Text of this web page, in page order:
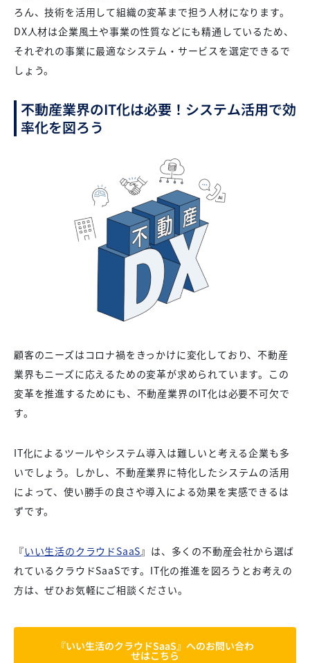
ろん、技術を活用して組織の変革まで担う人材になります。
DX人材は企業風土や事業の性質などにも精通しているため、
それぞれの事業に最適なシステム・サービスを選定できるで
しょう。
不動産業界のIT化は必要！システム活用で効
率化を図ろう
顧客のニーズはコロナ禍をきっかけに変化しており、不動産
業界もニーズに応えるための変革が求められています。この
変革を推進するためにも、不動産業界のIT化は必要不可欠で
す。
IT化によるツールやシステム導入は難しいと考える企業も多
いでしょう。しかし、不動産業界に特化したシステムの活用
によって、使い勝手の良さや導入による効果を実感できるは
ずです。
『いい生活のクラウドSaaS 』は、多くの不動産会社から選ば
れているクラウドSaaSです。IT化の推進を図ろうとお考えの
方は、ぜひお気軽にご相談ください。
『いい生活のクラウドSaaS』へのお問い合わ
せはこちら